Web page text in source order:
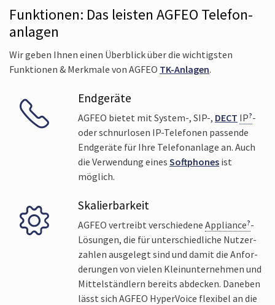
Funk­tionen: Das leisten AGFEO Telefon­
anlagen
Wir geben Ihnen einen Überblick über die wichtigsten
Funktionen & Merkmale von AGFEO TK-Anlagen.
Endgeräte
AGFEO bietet mit System-, SIP-, DECT IP -
oder schnur­losen IP-Telefonen passende
End­geräte für Ihre Telefon­anlage an. Auch
die Ver­wendung eines Soft­phones ist
möglich.
Skalierbarkeit
AGFEO vertreibt verschiedene Appliance -
Lösungen, die für unter­schiedliche Nutzer­
zahlen ausgelegt sind und damit die Anfor­
derungen von vielen Klein­unter­nehmen und
Mittel­ständ­lern bereits abdecken. Daneben
lässt sich AGFEO Hyper­Voice flexibel an die